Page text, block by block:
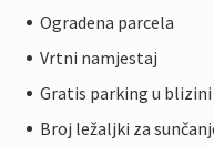
Ogradena parcela
Vrtni namjestaj
Gratis parking u blizini
Broj ležaljki za